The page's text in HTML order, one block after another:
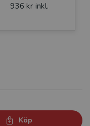
936 kr inkl.
Köp